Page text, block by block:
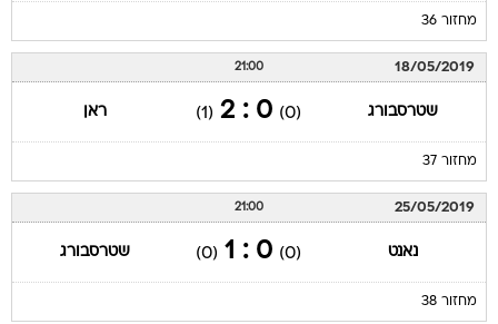
מחזור 36
18/05/2019
21:00
שטרסבורג (0)
0 : 2
(1) ראן
מחזור 37
25/05/2019
21:00
נאנט (0)
0 : 1
(0) שטרסבורג
מחזור 38